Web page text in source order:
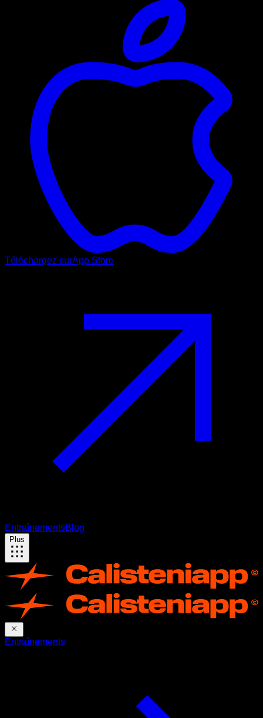
Téléchargez surApp Store
EntraînementsBlog
Plus
Entraînements